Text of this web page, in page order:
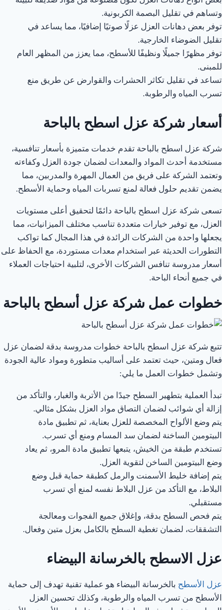
وتساهم في تقليل البصمة الكربونية.
توفر بعض دهانات العزل عزلًا صوتيًا إضافيًا، مما يساعد في
تقليل الضوضاء الخارجية.
توفر مظهرًا جميلًا ونظيفًا للأسطح، مما يعزز من المظهر العام
للمبنى.
تساعد في تقليل تكاثر الحشرات والقوارض عن طريق منع
تسرب المياه والرطوبة.
أسعار شركة عزل اسطح بالباحة
شركة عزل اسطح بالباحة تقدم خدمات متميزة بأسعار تنافسية،
مستخدمة أحدث المواد والمعدات لضمان جودة العزل وكفاءته
وتعتمد الشركة على فريق من العمال المهرة والمدربين، مما
يضمن تقديم حلول فعالة لمنع تسربات المياه وحماية الأسطح.
تسعى شركة عزل اسطح بالباحة دائمًا لتحقيق أعلى مستويات
العزل، مع توفير خيارات متعددة تناسب مختلف الميزانيات، مما
يجعلها واحدة من الشركات الرائدة في هذا المجال كما تواكب
التطورات الحديثة عبر استخدام معدات مستوردة، مع الحفاظ على
أسعار مدروسة تنافس الشركات الأخرى، لتلبية احتياجات العملاء
في جميع أنحاء الباحة.
خطوات عمل شركة عزل أسطح بالباحة
تتبع شركة عزل اسطح بالباحة خطوات مدروسة بدقة لضمان عزل
فعال ومتين، حيث تعتمد على أساليب متطورة ومواد عالية الجودة
وتشمل خطوات العمل ما يلي:
تبدأ العملية بتطهير السطح جيدًا من الأتربة والغبار، والتأكد من
إزالة أي شوائب لضمان التصاق مواد العزل بشكل مثالي.
يتم وضع الألواح المخصصة للعزل بعناية، ثم تطبيق مادة
البيتومين الساخنة لضمان سد المسام ومنع أي تسرب.
تستخدم طبقة من الخيش، يتبعها تطبيق مادة المرو، ثم يعاد
وضع البيتومين الساخن لتقوية العزل.
يتم إضافة خليط الأسمنت والرمل كطبقة حماية قبل وضع
البلاط، مع التأكد من عزل البلاط نفسه لمنع أي تسرب
مستقبلي.
يتم فحص السطح بدقة، وإغلاق جميع الفجوات ومعالجة
التشققات، لضمان تغطية السطح بالكامل بعزل متين وفعال.
عزل الاسطح بالخرسانة البيضاء
عزل الأسطح بالخرسانة البيضاء هو عملية تقنية تهدف إلى حماية
الأسطح من تسرب المياه والرطوبة، وكذلك تحسين العزل